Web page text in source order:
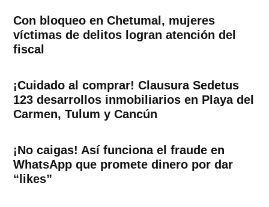
Con bloqueo en Chetumal, mujeres
víctimas de delitos logran atención del
fiscal
¡Cuidado al comprar! Clausura Sedetus
123 desarrollos inmobiliarios en Playa del
Carmen, Tulum y Cancún
¡No caigas! Así funciona el fraude en
WhatsApp que promete dinero por dar
“likes”